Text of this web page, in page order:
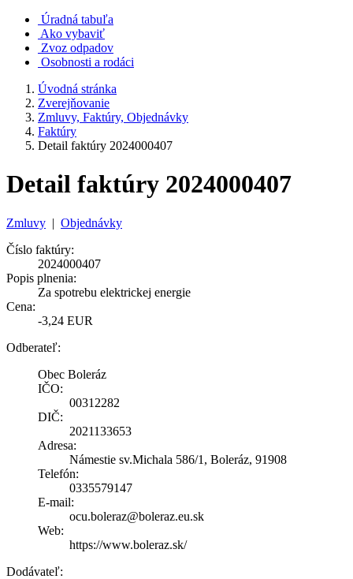
Úradná tabuľa
Ako vybaviť
Zvoz odpadov
Osobnosti a rodáci
Úvodná stránka
Zverejňovanie
Zmluvy, Faktúry, Objednávky
Faktúry
Detail faktúry 2024000407
Detail faktúry 2024000407
Zmluvy | Objednávky
Číslo faktúry:
2024000407
Popis plnenia:
Za spotrebu elektrickej energie
Cena:
-3,24 EUR
Odberateľ:
Obec Boleráz
IČO:
00312282
DIČ:
2021133653
Adresa:
Námestie sv.Michala 586/1, Boleráz, 91908
Telefón:
0335579147
E-mail:
ocu.boleraz@boleraz.eu.sk
Web:
https://www.boleraz.sk/
Dodávateľ: